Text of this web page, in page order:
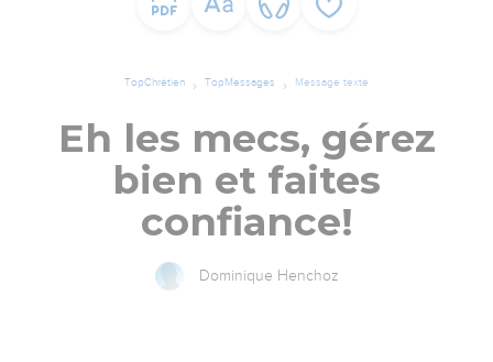
TopChrétien TopMessages Message texte
Eh les mecs, gérez
bien et faites
confiance!
Dominique Henchoz